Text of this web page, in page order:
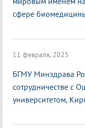
сфере
11 февраля, 2025
БГМУ Минздрава
сотрудничестве с
университетом,